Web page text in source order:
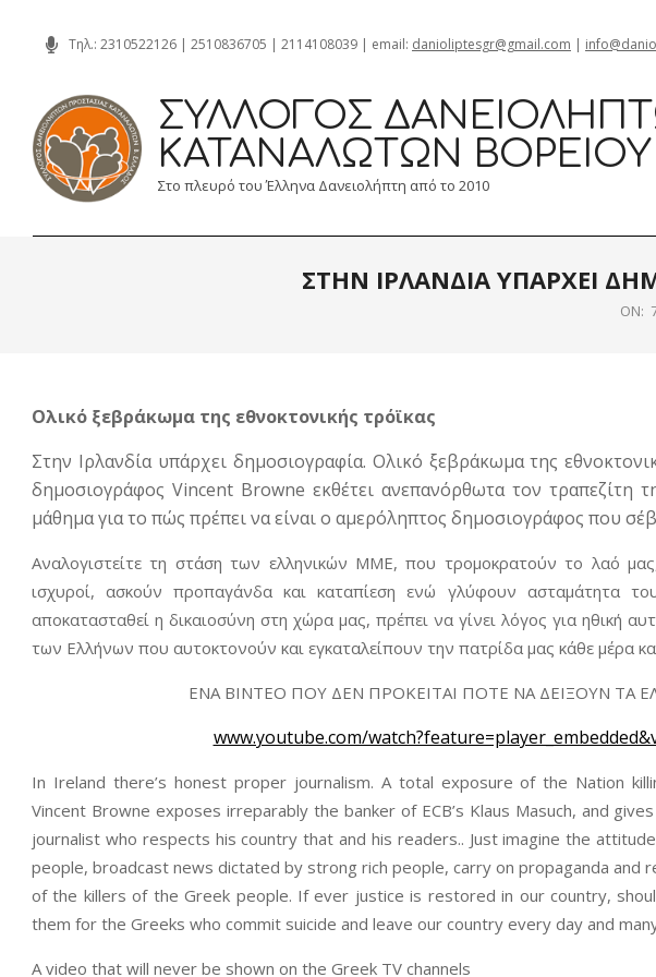
content
Τηλ.: 2310522126 | 2510836705 | 2114108039 | email: danioliptesgr@gmail.com |
ΣΎΛΛΟΓΟΣ
ΚΑΤΑΝΑΛΩΤΏΝ
Στο πλευρό του Έλληνα Δανειολήπτη από το 2010
ΣΤΗΝ ΙΡΛΑΝΔΙΑ ΥΠΑΡΧΕΙ
ON:
Ολικό ξεβράκωμα της εθνοκτονικής τρόϊκας
Στην Ιρλανδία υπάρχει δημοσιογραφία. Ολικό ξεβράκωμα της
δημοσιογράφος Vincent Browne εκθέτει ανεπανόρθωτα τον τραπεζίτη
μάθημα για το πώς πρέπει να είναι ο αμερόληπτος δημοσιογράφος που
Αναλογιστείτε τη στάση των ελληνικών ΜΜΕ, που τρομοκρατούν το λαό
ισχυροί, ασκούν προπαγάνδα και καταπίεση ενώ γλύφουν ασταμάτητα
αποκατασταθεί η δικαιοσύνη στη χώρα μας, πρέπει να γίνει λόγος για ηθική
των Ελλήνων που αυτοκτονούν και εγκαταλείπουν την πατρίδα μας κάθε μέρα
ΕΝΑ ΒΙΝΤΕΟ ΠΟΥ ΔΕΝ ΠΡΟΚΕΙΤΑΙ ΠΟΤΕ ΝΑ ΔΕΙΞΟΥΝ ΤΑ
www.youtube.com/
In Ireland there’s honest proper journalism. A total exposure of the Nation
Vincent Browne exposes irreparably the banker of ECB’s Klaus Masuch, and
journalist who respects his country that and his readers.. Just imagine the
people, broadcast news dictated by strong rich people, carry on propaganda and
of the killers of the Greek people. If ever justice is restored in our country,
them for the Greeks who commit suicide and leave our country every day and
A video that will never be shown on the Greek TV channels